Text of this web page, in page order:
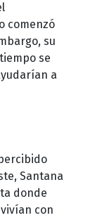
comenzó
su
se
a
Santana
donde
con